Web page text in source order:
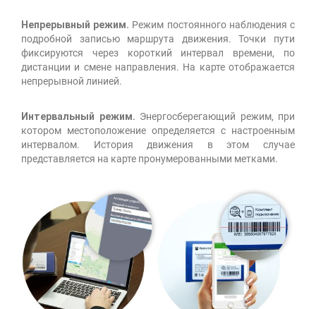
Непрерывный режим. Режим постоянного наблюдения с
подробной записью маршрута движения. Точки пути
фиксируются через короткий интервал времени, по
дистанции и смене направления. На карте отображается
непрерывной линией.
Интервальный режим. Энергосберегающий режим, при
котором местоположение определяется с настроенным
интервалом. История движения в этом случае
представляется на карте пронумерованными метками.